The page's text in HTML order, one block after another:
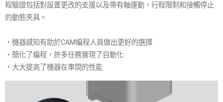
程驗證包括對設置更改的支援以及帶有軸運動，行程限制和接觸停止
的動態夾具。
・機器感知有助於CAM編程人員做出更好的選擇
・簡化了編程，許多任務實現了自動化
・大大提高了機器在車間的性能